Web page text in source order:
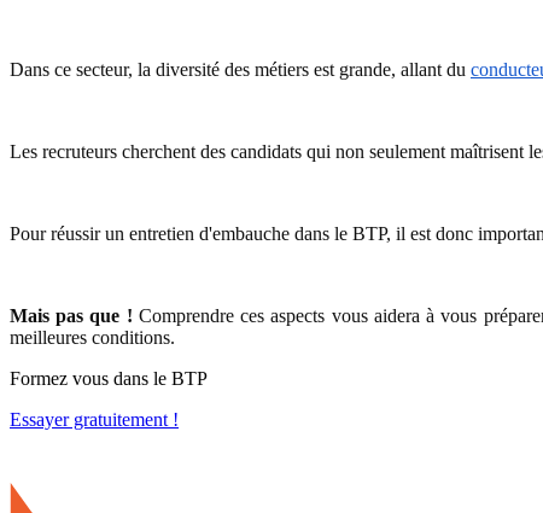
Dans ce secteur, la diversité des métiers est grande, allant du
Les recruteurs cherchent des candidats qui non seulement maîtrisent
Pour réussir un entretien d'embauche dans le BTP, il est donc
Mais pas que ! Comprendre ces aspects vous aidera à vous
meilleures conditions.
Formez vous dans le BTP
Essayer gratuitement !